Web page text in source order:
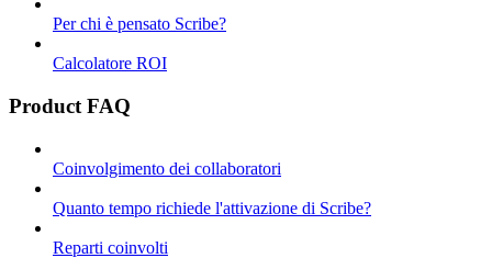
Per chi è pensato Scribe?
Calcolatore ROI
Product FAQ
Coinvolgimento dei collaboratori
Quanto tempo richiede l'attivazione di Scribe?
Reparti coinvolti